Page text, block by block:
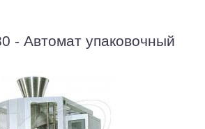
- Автомат упаковочный